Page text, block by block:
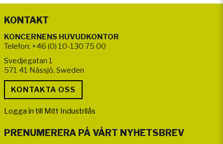
KONTAKT
KONCERNENS HUVUDKONTOR
Telefon: +46 (0) 10-130 75 00
Svedjegatan 1
571 41 Nässjö, Sweden
Logga in till Mitt Industrilås
PRENUMERERA PÅ VÅRT NYHETSBREV